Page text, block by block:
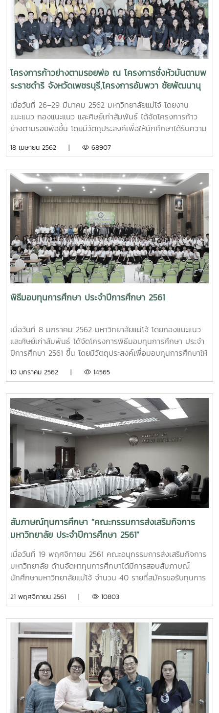
โครงการก้าวย่างตามรอยพ่อ ณ โครงการชั่งหัวมันตามพ
ระราชดำริ จังหวัดเพชรบุรี,โครงการอัมพวา ชัยพัฒนานุ
รักษ์ จังหวัดสมุทรสงคราม และศูนย์เรียนรู้โครงการอัน
เนื่องมาจากโครงการพระราชดำริ จังหวัดชัยนาท
เมื่อวันที่ 26–29 มีนาคม 2562 มหาวิทยาลัยแม่โจ้ โดยงาน
แนะแนว กองแนะแนว และศิษย์เก่าสัมพันธ์ ได้จัดโครงการก้าว
ย่างตามรอยพ่อขึ้น โดยมีวัตถุประสงค์เพื่อให้นักศึกษาได้รับความ
พระบาทสมเด็จพระปรมินทรมหาภูมิพลอดุลยเดช รัชกาลที่ 9 และ
ราชดำริ ตลอดจนสามารถนำสิ่งที่ได้จากการศึกษาดูงานไป
ประยุกต์ใช้ในการดำเนินชีวิตประจำวันได้ โดยนำบุคลากร กอง
แนะแนวและศิษย์เก่าสัมพันธ์ และนักศึกษาที่ได้รับทุนการศึกษา
เข้าศึกษาดูงาน ณ โครงการชั่งหัวมันตามพระราชดำริ จังหวัด
เพชรบุรี,โครงการอัมพวา ชัยพัฒนานุรักษ์ จังหวัดสมุทรสงคราม
และศูนย์เรียนรู้โครงการอันเนื่องมาจากโครงการพระราชดำริ
จังหวัดชัยนาท
18 เมษายน 2562 | 68907
พิธีมอบทุนการศึกษา ประจำปีการศึกษา 2561
เมื่อวันที่ 8 มกราคม 2562 มหาวิทยาลัยแม่โจ้ โดยกองแนะแนว
และศิษย์เก่าสัมพันธ์ ได้จัดโครงการพิธีมอบทุนการศึกษา ประจำ
ปีการศึกษา 2561 ขึ้น โดยมีวัตถุประสงค์เพื่อมอบทุนการศึกษาให้
และเป็นการให้ผู้บริหารมหาวิทยาลัยและนักศึกษาได้พบปะและแสดง
ฟังโอวาทจากผู้บริหารและผู้สนับสนุนทุนการศึกษา ในการนี้ได้รับ
เกียรติจาก รศ.ดร.วีระพล ทองมา รองอธิการบดีมหาวิทยาลัยแม่
โจ้ เป็นประธานในพิธี โดยได้รับการสนับสนุนทุนการศึกษาจาก
ภาครัฐ ภาคเอกชน หน่วยงานรัฐวิสาหกิจ มูลนิธิ/ชมรมต่าง ๆ
ศิษย์เก่าแม่โจ้ และบุคคลทั่วไป ณ ห้องประชุมอาคม กาญจนประ
10 มกราคม 2562 | 14565
สัมภาษณ์ทุนการศึกษา "คณะกรรมการส่งเสริมกิจการ
มหาวิทยาลัย ประจำปีการศึกษา 2561"
เมื่อวันที่ 19 พฤศจิกายน 2561 คณะอนุกรรมการส่งเสริมกิจการ
มหาวิทยาลัย ด้านจัดหาทุนการศึกษาได้มีการสอบสัมภาษณ์
นักศึกษามหาวิทยาลัยแม่โจ้ จำนวน 40 รายที่สมัครขอรับทุนการ
ศึกษาแบบต่อเนื่องจนจบการศึกษา โดยมีคุณรัตนากร ศิริรัตน์
ทุนการศึกษาออกเป็นดังนี้ ระดับปริญญาตรี 1. หลักสูตร 5 ปี
ปีละ 10,000 บาท จำนวน 2 ทุน 2. หลักสูตร 4 ปี ปีละ 10,000
บาท จำนวน 20 ทุน 3. หลักสูตร 4 ปี เทียบเข้าเรียน ปีละ
10,000 บาท จำนวน 2 ทุน ระดับบัณฑิตศึกษา ปีละ 15,000 บาท
จำนวน 2 ทุน ณ ห้องประชุมสำนักงานอธิการบดี 2 ชั้น 2
สำนักงานอธิการบดี
21 พฤศจิกายน 2561 | 10803